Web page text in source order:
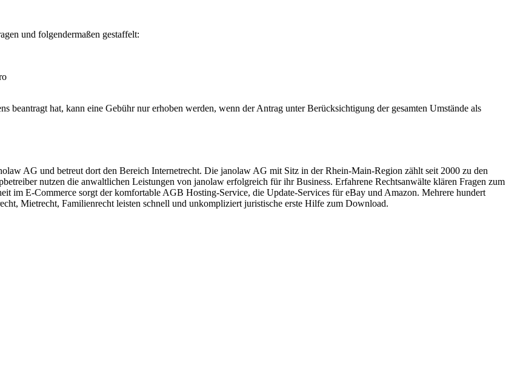
und folgendermaßen gestaffelt:
beantragt hat, kann eine Gebühr nur erhoben werden, wenn der Antrag unter Berücksichtigung der gesamten Umstände als
AG und betreut dort den Bereich Internetrecht. Die janolaw AG mit Sitz in der Rhein-Main-Region zählt seit 2000 zu den
nutzen die anwaltlichen Leistungen von janolaw erfolgreich für ihr Business. Erfahrene Rechtsanwälte klären Fragen zum
im E-Commerce sorgt der komfortable AGB Hosting-Service, die Update-Services für eBay und Amazon. Mehrere hundert
Mietrecht, Familienrecht leisten schnell und unkompliziert juristische erste Hilfe zum Download.